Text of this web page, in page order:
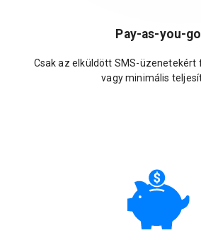
Pay-as-you-go
Csak az elküldött SMS-üzenetekért
vagy minimális